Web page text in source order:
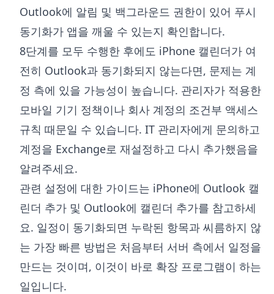
Outlook에 알림 및 백그라운드 권한이 있어 푸시
동기화가 앱을 깨울 수 있는지 확인합니다.
8단계를 모두 수행한 후에도 iPhone 캘린더가 여
전히 Outlook과 동기화되지 않는다면, 문제는 계
정 측에 있을 가능성이 높습니다. 관리자가 적용한
모바일 기기 정책이나 회사 계정의 조건부 액세스
규칙 때문일 수 있습니다. IT 관리자에게 문의하고
계정을 Exchange로 재설정하고 다시 추가했음을
알려주세요.
관련 설정에 대한 가이드는 iPhone에 Outlook 캘
린더 추가 및 Outlook에 캘린더 추가를 참고하세
요. 일정이 동기화되면 누락된 항목과 씨름하지 않
는 가장 빠른 방법은 처음부터 서버 측에서 일정을
만드는 것이며, 이것이 바로 확장 프로그램이 하는
일입니다.